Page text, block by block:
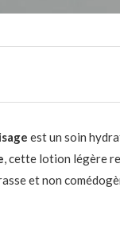
est un soin
, cette lotion légère
et non